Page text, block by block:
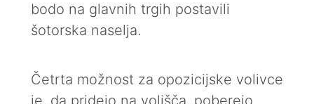
bodo na glavnih trgih postavili
šotorska naselja.
Četrta možnost za opozicijske volivce
je, da pridejo na volišča, poberejo